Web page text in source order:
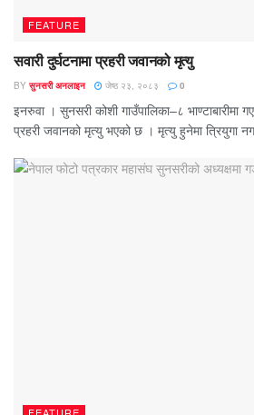
FEATURE
सवारी दुर्घटनामा प्रहरी जवानको मृत्यु
BY सुनसरी अनलाइन जेष्ठ २३, २०८३ 0
इनरुवा । सुनसरी कोशी गाउँपालिका–८ भाण्टाबारीमा
प्रहरी जवानको मृत्यु भएको छ । मृत्यु हुनेमा त्रियुगा